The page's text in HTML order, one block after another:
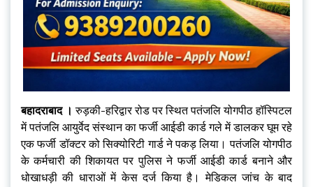
बहादराबाद । रुड़की-हरिद्वार रोड पर स्थित पतंजलि योगपीठ हॉस्पिटल
में पतंजलि आयुर्वेद संस्थान का फर्जी आईडी कार्ड गले में डालकर घूम रहे
एक फर्जी डॉक्टर को सिक्योरिटी गार्ड ने पकड़ लिया। पतंजलि योगपीठ
के कर्मचारी की शिकायत पर पुलिस ने फर्जी आईडी कार्ड बनाने और
धोखाधड़ी की धाराओं में केस दर्ज किया है। मेडिकल जांच के बाद